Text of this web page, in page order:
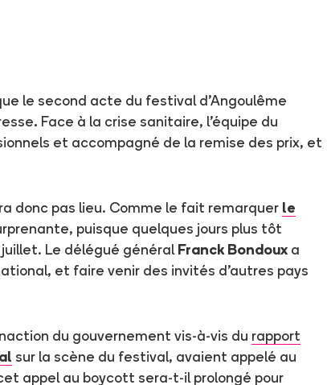
le second acte du festival d'Angoulême
. Face à la crise sanitaire, l'équipe du
et accompagné de la remise des prix, et
donc pas lieu. Comme le fait remarquer le
puisque quelques jours plus tôt
Le délégué général Franck Bondoux a
et faire venir des invités d'autres pays
du gouvernement vis-à-vis du rapport
sur la scène du festival, avaient appelé au
appel au boycott sera-t-il prolongé pour